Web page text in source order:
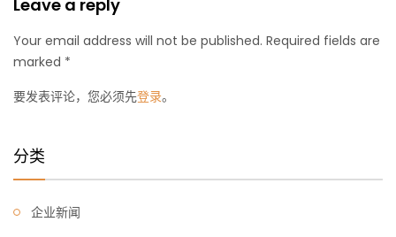
Leave a reply
Your email address will not be published. Required fields are
marked *
要发表评论，您必须先登录。
分类
企业新闻